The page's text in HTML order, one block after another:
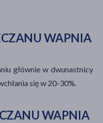
WAPNIA
głównie w dwunastnicy
się w 20-30%.
WAPNIA